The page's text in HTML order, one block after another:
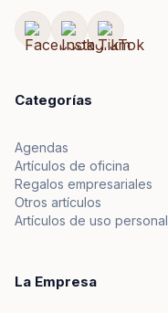
Categorías
Agendas
Artículos de oficina
Regalos empresariales
Otros artículos
Artículos de uso personal
La Empresa